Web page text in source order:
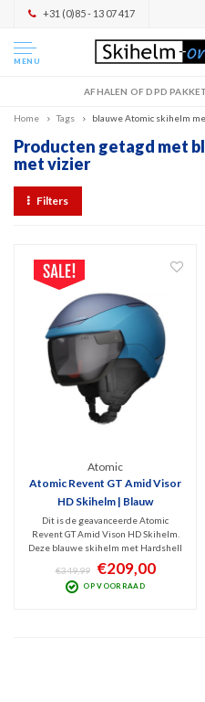
+31 (0)85 - 13 07 417
MENU
AFHALEN OF DPD
Home Tags blauwe Atomic skihelm
Producten getagd met
met vizier
Filters
Atomic
Atomic Revent GT Amid Visor
HD Skihelm | Blauw
Dit is de geavanceerde Atomic
Revent GT Amid Vison HD Skihelm.
Deze blauwe skihelm met Hardshell
constructie is v.v. AMID en Holo Core
veiligheidstechnologie en actieve
ventilatie en levert met zijn
€349,99 €209,00
OP VOORRAAD